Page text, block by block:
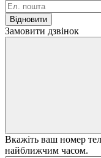
Відновити
Замовити дзвінок
Вкажіть ваш номер
найближчим часом.